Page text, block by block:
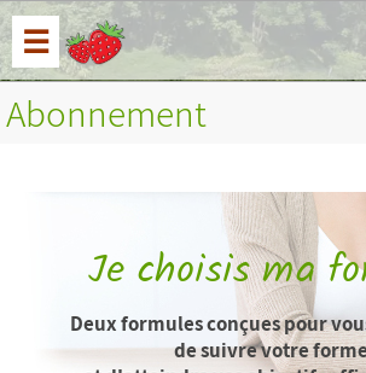
☰
Abonnement
Je choisis ma
Deux formules conçues pour
de suivre votre forme